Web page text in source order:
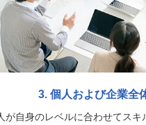
3. 個人および企業全
が自身のレベルに合わせてス